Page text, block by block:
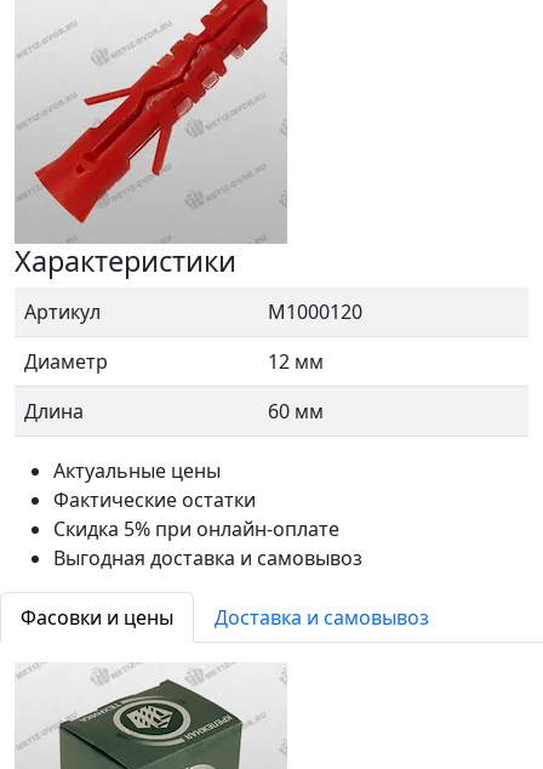
Характеристики
Артикул
М1000120
Диаметр
12 мм
Длина
60 мм
Актуальные цены
Фактические остатки
Скидка 5% при онлайн-оплате
Выгодная доставка и самовывоз
Фасовки и цены Доставка и самовывоз